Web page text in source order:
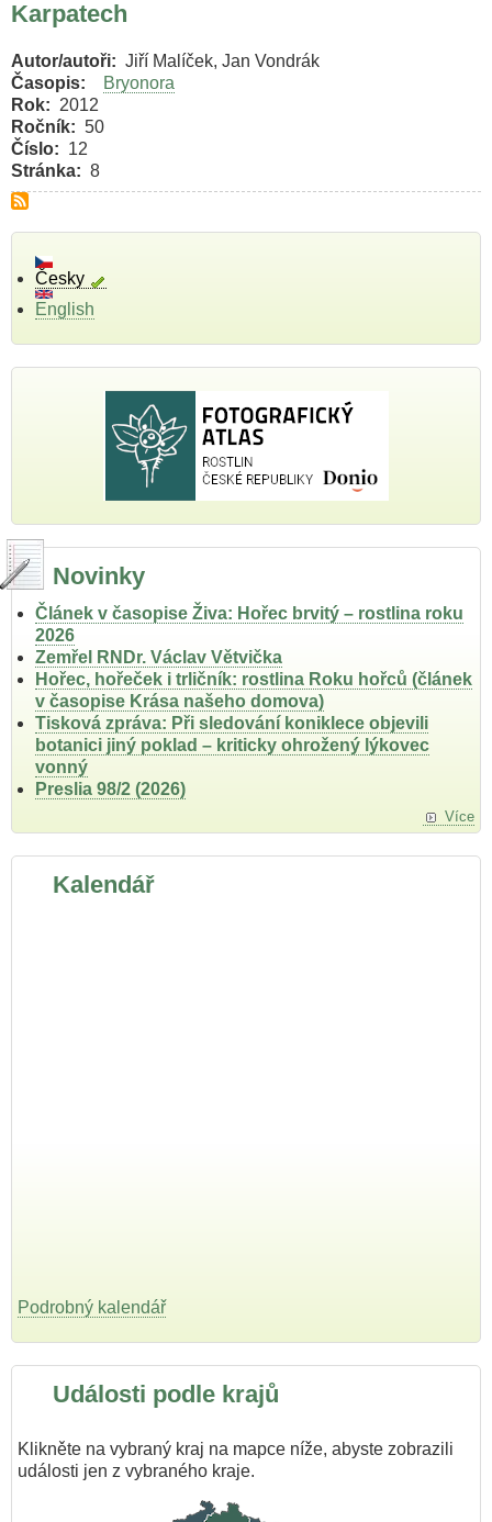
Karpatech
Autor/autoři
Jiří Malíček, Jan Vondrák
Časopis
Bryonora
Rok
2012
Ročník
50
Číslo
12
Stránka
8
Česky
English
Novinky
Článek v časopise Živa: Hořec brvitý – rostlina roku
2026
Zemřel RNDr. Václav Větvička
Hořec, hořeček i trličník: rostlina Roku hořců (článek
v časopise Krása našeho domova)
Tisková zpráva: Při sledování koniklece objevili
botanici jiný poklad – kriticky ohrožený lýkovec
vonný
Preslia 98/2 (2026)
Více
Kalendář
Podrobný kalendář
Události podle krajů
Klikněte na vybraný kraj na mapce níže, abyste zobrazili
události jen z vybraného kraje.